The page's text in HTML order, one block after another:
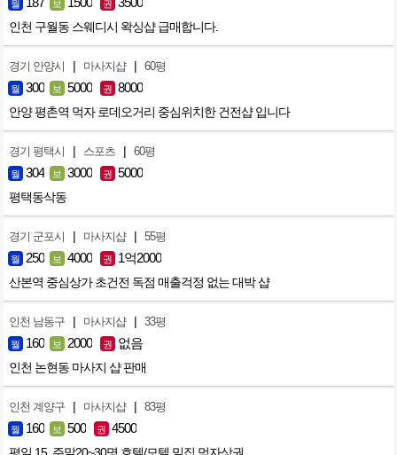
월 보 권
인천 구월동 스웨디시 왁싱샵 급매합니다.
경기 안양시 | 마사지샵 | 60평
월 300 보 5000 권 8000
안양 평촌역 먹자 로데오거리 중심위치한 건전샵 입니다
경기 평택시 | 스포츠 | 60평
월 304 보 3000 권 5000
평택동삭동
경기 군포시 | 마사지샵 | 55평
월 250 보 4000 권 1억2000
산본역 중심상가 초건전 독점 매출걱정 없는 대박 샵
인천 남동구 | 마사지샵 | 33평
월 160 보 2000 권 없음
인천 논현동 마사지 샵 판매
인천 계양구 | 마사지샵 | 83평
월 160 보 500 권 4500